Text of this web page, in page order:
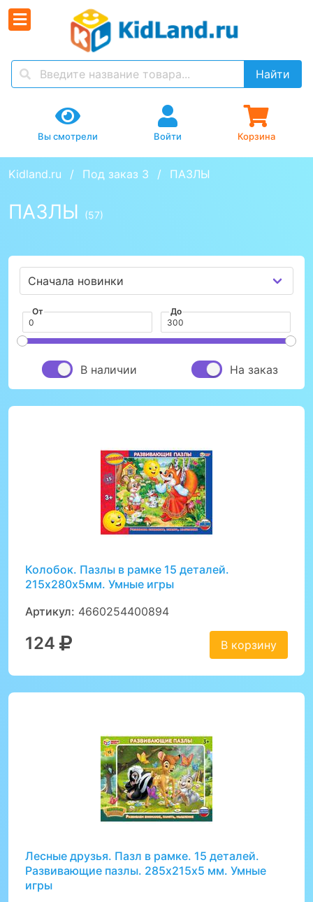
Найти
Вы смотрели Войти Корзина
Kidland.ru Под заказ 3 ПАЗЛЫ
ПАЗЛЫ (57)
От До
В наличии На заказ
Колобок. Пазлы в рамке 15 деталей.
215х280х5мм. Умные игры
Артикул: 4660254400894
124 В корзину
Лесные друзья. Пазл в рамке. 15 деталей.
Развивающие пазлы. 285х215х5 мм. Умные
игры